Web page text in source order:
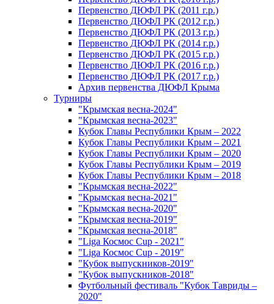
Первенство ДЮФЛ РК (2011 г.р.)
Первенство ДЮФЛ РК (2012 г.р.)
Первенство ДЮФЛ РК (2013 г.р.)
Первенство ДЮФЛ РК (2014 г.р.)
Первенство ДЮФЛ РК (2015 г.р.)
Первенство ДЮФЛ РК (2016 г.р.)
Первенство ДЮФЛ РК (2017 г.р.)
Архив первенства ДЮФЛ Крыма
Турниры
"Крымская весна-2024"
"Крымская весна-2023"
Кубок Главы Республики Крым – 2022
Кубок Главы Республики Крым – 2021
Кубок Главы Республики Крым – 2020
Кубок Главы Республики Крым – 2019
Кубок Главы Республики Крым – 2018
"Крымская весна-2022"
"Крымская весна-2021"
"Крымская весна-2020"
"Крымская весна-2019"
"Крымская весна-2018"
"Liga Космос Cup - 2021"
"Liga Космос Cup - 2019"
"Кубок выпускников-2019"
"Кубок выпускников-2018"
Футбольный фестиваль "Кубок Тавриды –
2020"